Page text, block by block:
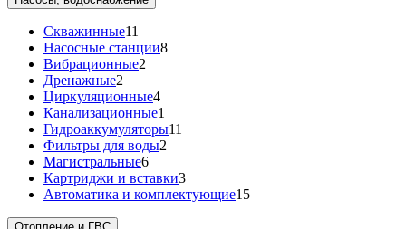
Скважинные11
Насосные станции8
Вибрационные2
Дренажные2
Циркуляционные4
Канализационные1
Гидроаккумуляторы11
Фильтры для воды2
Магистральные6
Картриджи и вставки3
Автоматика и комплектующие15